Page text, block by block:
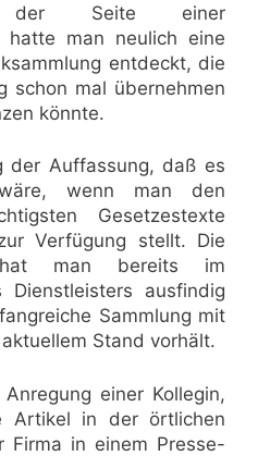
der Seite einer
hatte man neulich eine
entdeckt, die
schon mal übernehmen
könnte.
der Auffassung, daß es
wenn man den
Gesetzestexte
Verfügung stellt. Die
man bereits im
Dienstleisters ausfindig
Sammlung mit
Stand vorhält.
einer Kollegin,
Artikel in der örtlichen
Firma in einem Presse-